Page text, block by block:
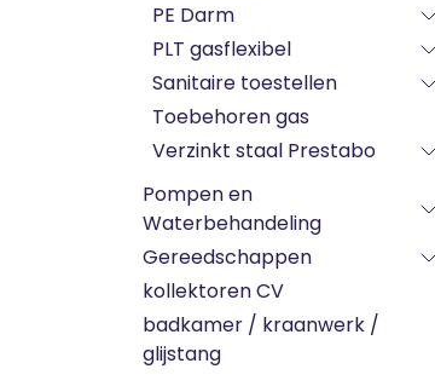
PE Darm
PLT gasflexibel
Sanitaire toestellen
Toebehoren gas
Verzinkt staal Prestabo
Pompen en
Waterbehandeling
Gereedschappen
kollektoren CV
badkamer / kraanwerk /
glijstang